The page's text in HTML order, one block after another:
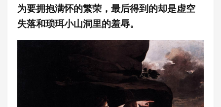
为要拥抱满怀的繁荣，最后得到的却是虚空
失落和琐珥小山洞里的羞辱。